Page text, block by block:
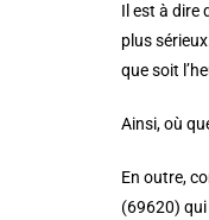
Il est à dire
plus
que soit
Ainsi, où
En outre,
(69620)